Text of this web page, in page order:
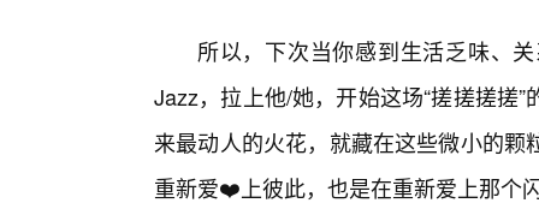
所以，下次当你感到生活乏味、
Jazz，拉上他/她，开始这场“搓搓搓搓
来最动人的火花，就藏在这些微小的
重新爱❤️上彼此，也是在重新爱上那个